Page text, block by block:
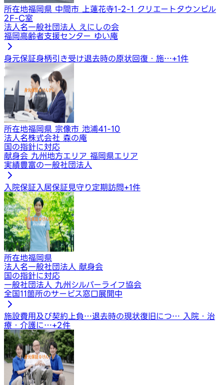
所在地福岡県 中間市 上蓮花寺1-2-1 クリエートタウンビル
2F-C室
法人名一般社団法人 えにしの会
福岡高齢者支援センター ゆい庵
身元保証身柄引き受け退去時の原状回復・施…+1件
所在地福岡県 宗像市 池浦41-10
法人名株式会社 森の庵
国の指針に対応
献身会 九州地方エリア 福岡県エリア
実績豊富の一般社団法人
入院保証 入居保証見守り定期訪問+1件
所在地福岡県
法人名一般社団法人 献身会
国の指針に対応
一般社団法人 九州シルバーライフ協会
全国11箇所のサービス窓口展開中
施設費用及び契約上負…退去時の現状復旧につ… 入院・治
療・介護に…+2件